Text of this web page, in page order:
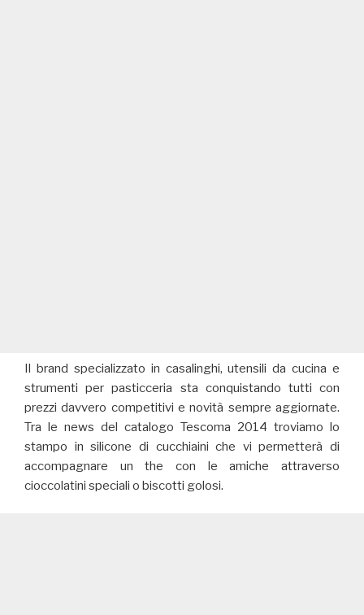
Il brand specializzato in casalinghi, utensili da cucina e
strumenti per pasticceria sta conquistando tutti con
prezzi davvero competitivi e novità sempre aggiornate.
Tra le news del catalogo Tescoma 2014 troviamo lo
stampo in silicone di cucchiaini che vi permetterà di
accompagnare un the con le amiche attraverso
cioccolatini speciali o biscotti golosi.